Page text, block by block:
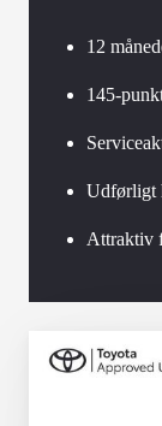
12
145-
Udførligt
Attraktiv